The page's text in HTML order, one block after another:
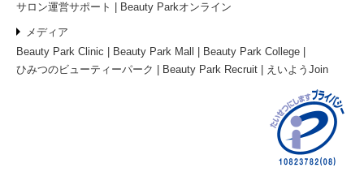
サロン運営サポート
Beauty Parkオンライン
メディア
Beauty Park Clinic
Beauty Park Mall
Beauty Park College
ひみつのビューティーパーク
Beauty Park Recruit えいようJoin